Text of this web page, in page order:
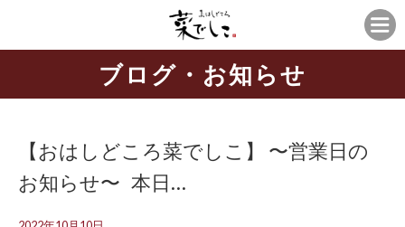
ブログ・お知らせ
【おはしどころ菜でしこ】 〜営業日の
お知らせ〜 ⁡ ⁡ 本日…